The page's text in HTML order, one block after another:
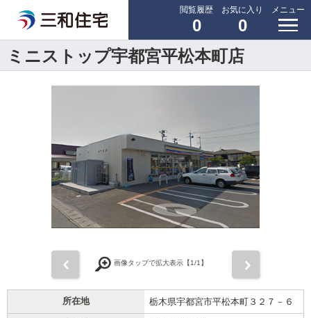
閲覧履歴
0
お気に入り
0
メニュー
ミニストップ宇都宮平松本町店
画像タップで拡大表示【1/1】
所在地 栃木県宇都宮市平松本町３２７－６